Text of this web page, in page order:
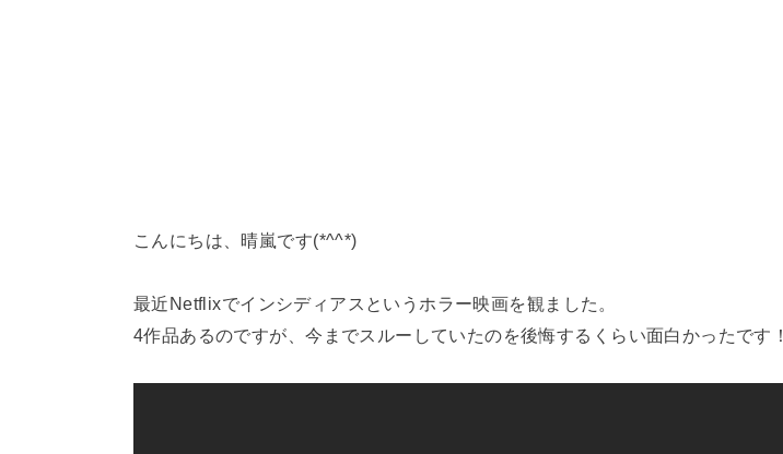
こんにちは、晴嵐です(*^^*)
最近Netflixでインシディアスというホラー映画を観ました。
4作品あるのですが、今までスルーしていたのを後悔するくらい面白かったです！